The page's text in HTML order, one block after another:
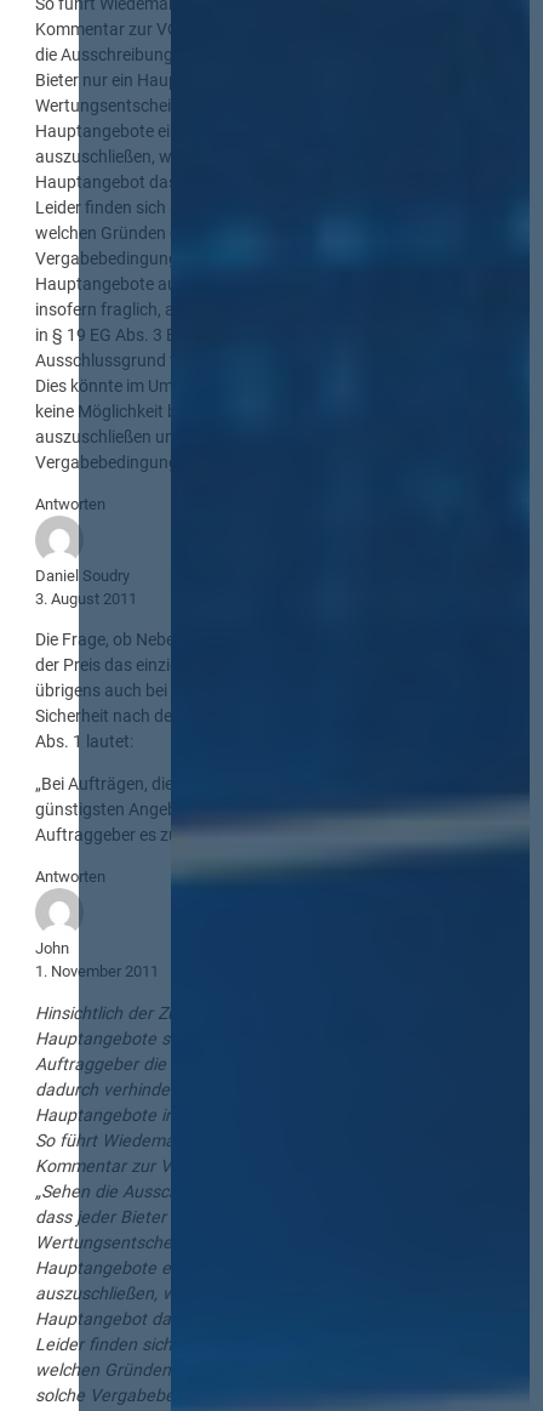
Kommentar zur VOL/A, 2. Auflage, § 16 Rdnr. 358 aus: „Sehen
die Ausschreibungsbedingungen ausdrücklich vor, dass jeder
Bieter nur ein Hauptangebot abgeben darf, ist die
Wertungsentscheidung eindeutig: Reicht ein Bieter mehrere
Hauptangebote ein, sind alle seine Hauptangebote
auszuschließen, wenn nicht feststellbar ist, welches
Hauptangebot das zugelassene einzige Hauptangebot ist.“
Leider finden sich a.a.O. keine Ausführungen dazu, aus
welchen Gründen der Auftraggeber berechtigt ist, eine solche
Vergabebedingung aufzustellen und entsprechende
Hauptangebote auszuschließen. Denn die Auffassung ist
insofern fraglich, als sich in § 16 Abs. 3 Buchst. g VOL/A bzw.
in § 19 EG Abs. 3 Buchst. g VOL/A nur ein zwingender
Ausschlussgrund für nicht zugelassene Nebenangebote findet.
Dies könnte im Umkehrschluss bedeuten, dass nach der VOL/A
keine Möglichkeit besteht mehrere Hauptangebote
auszuschließen und daher auch eine entsprechende
Vergabebedingung unzulässig ist.
Antworten
Daniel Soudry
3. August 2011
Die Frage, ob Nebenangebote zugelassen werden dürfen, wenn
der Preis das einzige Zuschlagskriterium darstellt, stellt sich
übrigens auch bei Vergaben in den Bereichen Verteidigung und
Sicherheit nach der Richtlinie 2009/81/EG. Auch deren Art. 19
Abs. 1 lautet:
„Bei Aufträgen, die nach dem Kriterium des wirtschaftlich
günstigsten Angebots vergeben werden, können die
Auftraggeber es zulassen, dass die Bieter Varianten vorlegen.“
Antworten
John
1. November 2011
Hinsichtlich der Zulässigkeit der Einreichung mehrerer
Hauptangebote stellt sich die Folgefrage, ob der
Auftraggeber die Einreichung mehrerer Hauptangebote
dadurch verhindern kann, dass er die Einreichung mehrerer
Hauptangebote in den Vergabebedingungen ausschließt.
So führt Wiedemann, in: Kulartz/Marx/Portz/Prieß,
Kommentar zur VOL/A, 2. Auflage, § 16 Rdnr. 358 aus:
„Sehen die Ausschreibungsbedingungen ausdrücklich vor,
dass jeder Bieter nur ein Hauptangebot abgeben darf, ist die
Wertungsentscheidung eindeutig: Reicht ein Bieter mehrere
Hauptangebote ein, sind alle seine Hauptangebote
auszuschließen, wenn nicht feststellbar ist, welches
Hauptangebot das zugelassene einzige Hauptangebot ist.”
Leider finden sich a.a.O. keine Ausführungen dazu, aus
welchen Gründen der Auftraggeber berechtigt ist, eine
solche Vergabebedingung aufzustellen und entsprechende